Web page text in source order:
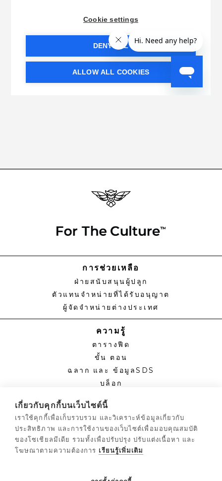
การช่วยเหลือ
ฝ่ายสนับสนุนผู้ปลูก
ตัวแทนจําหน่ายที่ได้รับอนุญาต
ผู้จัดจําหน่ายต่างประเทศ
ความรู้
ตารางฟีด
ขั้น ตอน
ฉลาก และ ข้อมูลSDS
บล็อก
แบบ ฟอร์ม
แอปพลิเคชันตัวแทนจําหน่าย
ผู้ปลูกเชิงพาณิชย์
เกี่ยวกับคุกกี้บนเว็บไซต์นี้
เราใช้คุกกี้เพื่อเก็บรวบรวม และวิเคราะห์ข้อมูลเกี่ยวกับ
ประสิทธิภาพ และการใช้งานของเว็บไซต์เพื่อมอบคุณสมบัติ
ของโซเชียลมีเดีย รวมทั้งเพื่อปรับปรุง ปรับแต่งเนื้อหา และ
โฆษณาตามความต้องการ เรียนรู้เพิ่มเติม